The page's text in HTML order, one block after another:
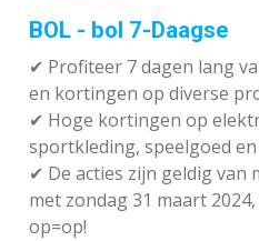
BOL - bol 7-Daagse
✔ Profiteer 7 dagen lang
en kortingen op diverse
✔ Hoge kortingen op
sportkleding, speelgoed
✔ De acties zijn geldig van
met zondag 31 maart
op=op!